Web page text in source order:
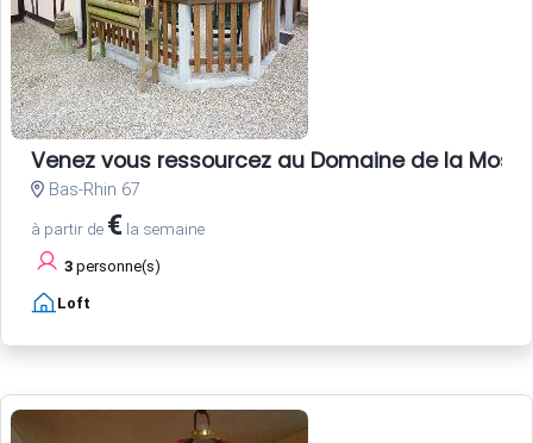
Venez vous ressourcez au Domaine de la
Bas-Rhin 67
à partir de € la semaine
3 personne(s)
Loft